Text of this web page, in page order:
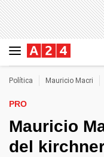
Política Mauricio Macri
PRO
Mauricio
del